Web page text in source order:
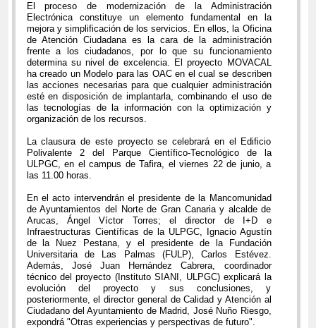
El proceso de modernización de la Administración
Electrónica constituye un elemento fundamental en la
mejora y simplificación de los servicios. En ellos, la Oficina
de Atención Ciudadana es la cara de la administración
frente a los ciudadanos, por lo que su funcionamiento
determina su nivel de excelencia. El proyecto MOVACAL
ha creado un Modelo para las OAC en el cual se describen
las acciones necesarias para que cualquier administración
esté en disposición de implantarla, combinando el uso de
las tecnologías de la información con la optimización y
organización de los recursos.
La clausura de este proyecto se celebrará en el Edificio
Polivalente 2 del Parque Científico-Tecnológico de la
ULPGC, en el campus de Tafira, el viernes 22 de junio, a
las 11.00 horas.
En el acto intervendrán el presidente de la Mancomunidad
de Ayuntamientos del Norte de Gran Canaria y alcalde de
Arucas, Ángel Víctor Torres; el director de I+D e
Infraestructuras Científicas de la ULPGC, Ignacio Agustín
de la Nuez Pestana, y el presidente de la Fundación
Universitaria de Las Palmas (FULP), Carlos Estévez.
Además, José Juan Hernández Cabrera, coordinador
técnico del proyecto (Instituto SIANI, ULPGC) explicará la
evolución del proyecto y sus conclusiones, y
posteriormente, el director general de Calidad y Atención al
Ciudadano del Ayuntamiento de Madrid, José Nuño Riesgo,
expondrá "Otras experiencias y perspectivas de futuro".